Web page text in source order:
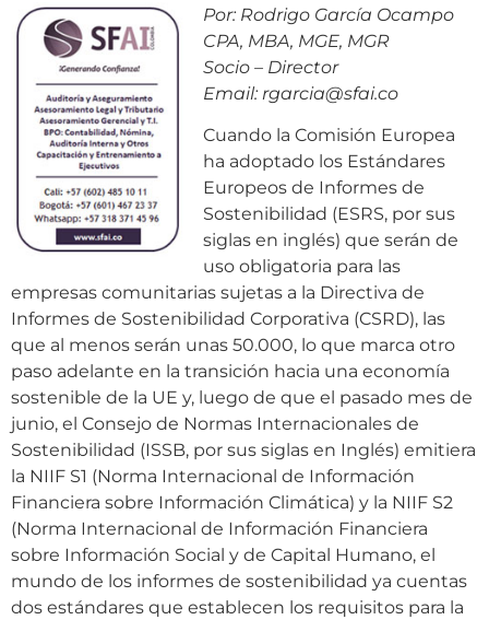
Por: Rodrigo García Ocampo
CPA, MBA, MGE, MGR
Socio – Director
Email: rgarcia@sfai.co
Cuando la Comisión Europea
ha adoptado los Estándares
Europeos de Informes de
Sostenibilidad (ESRS, por sus
siglas en inglés) que serán de
uso obligatoria para las
empresas comunitarias sujetas a la Directiva de
Informes de Sostenibilidad Corporativa (CSRD), las
que al menos serán unas 50.000, lo que marca otro
paso adelante en la transición hacia una economía
sostenible de la UE y, luego de que el pasado mes de
junio, el Consejo de Normas Internacionales de
Sostenibilidad (ISSB, por sus siglas en Inglés) emitiera
la NIIF S1 (Norma Internacional de Información
Financiera sobre Información Climática) y la NIIF S2
(Norma Internacional de Información Financiera
sobre Información Social y de Capital Humano, el
mundo de los informes de sostenibilidad ya cuentas
dos estándares que establecen los requisitos para la